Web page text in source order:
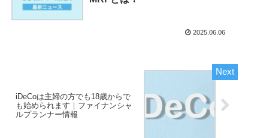
2025.06.06
iDeCoは主婦の方でも18歳からで
も始められます｜ファイナンシャ
ルプランナー情報